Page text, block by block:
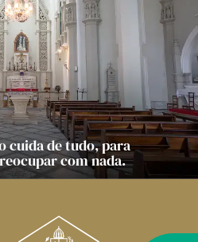
cuida de tudo, para
com nada.